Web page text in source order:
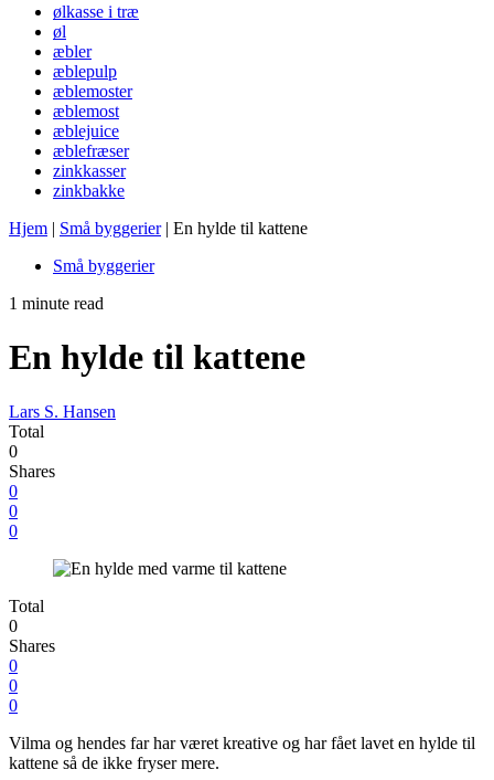
ølkasse i træ
øl
æbler
æblepulp
æblemoster
æblemost
æblejuice
æblefræser
zinkkasser
zinkbakke
Hjem | Små byggerier | En hylde til kattene
Små byggerier
1 minute read
En hylde til kattene
Lars S. Hansen
Total
0
Shares
0
0
0
Total
0
Shares
0
0
0
Vilma og hendes far har været kreative og har fået lavet en hylde til
kattene så de ikke fryser mere.